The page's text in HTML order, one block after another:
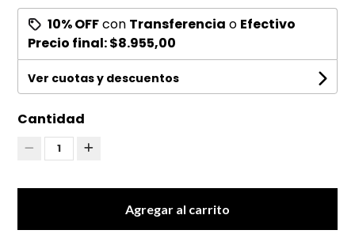
10% OFFcon Transferencia o Efectivo
Precio final:$8.955,00
Ver cuotas y descuentos
Cantidad
1
Agregar al carrito